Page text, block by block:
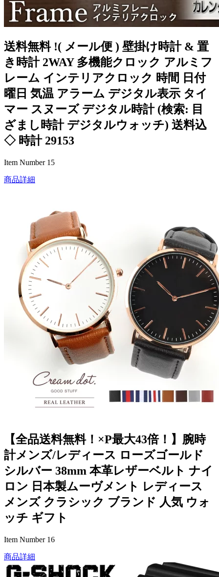
送料無料 !( メール便 ) 壁掛け時計 & 置
き時計 2WAY 多機能クロック アルミフ
レーム インテリアクロック 時間 日付
曜日 気温 アラーム デジタル表示 タイ
マー スヌーズ デジタル時計 (検索: 目
ざまし時計 デジタルウォッチ) 送料込
◇ 時計 29153
Item Number 15
商品詳細
【全品送料無料！×P最大43倍！】腕時
計メンズ/レディース ローズゴールド
シルバー 38mm 本革レザーベルト ナイ
ロン 日本製ムーヴメント レディース
メンズ クラシック ブランド 人気 ウォ
ッチ ギフト
Item Number 16
商品詳細